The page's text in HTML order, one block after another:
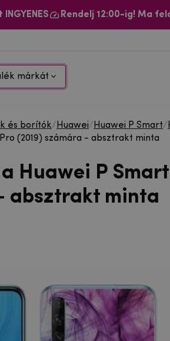
Rendelj 12:00-ig! Ma
márkát
és borítók/ Huawei/ Huawei P Smart/
(2019) számára - absztrakt minta
Huawei P
absztrakt minta